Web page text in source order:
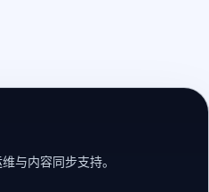
与内容同步支持。